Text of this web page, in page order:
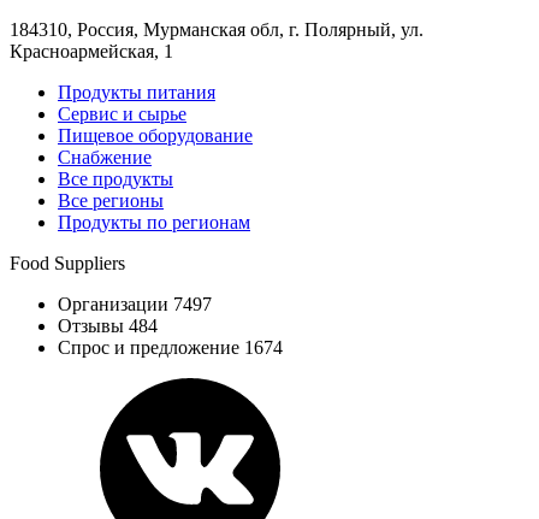
184310, Россия, Мурманская обл, г. Полярный, ул.
Красноармейская, 1
Продукты питания
Сервис и сырье
Пищевое оборудование
Снабжение
Все продукты
Все регионы
Продукты по регионам
Food Suppliers
Организации 7497
Отзывы 484
Спрос и предложение 1674